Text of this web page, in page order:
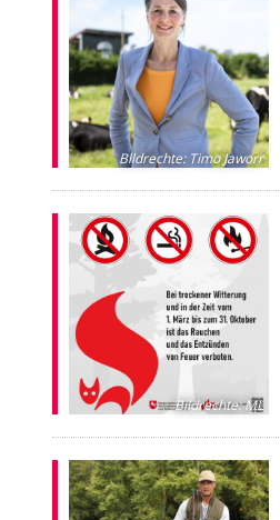
Bildrechte:Timo Jaworr
Bildrechte:ML